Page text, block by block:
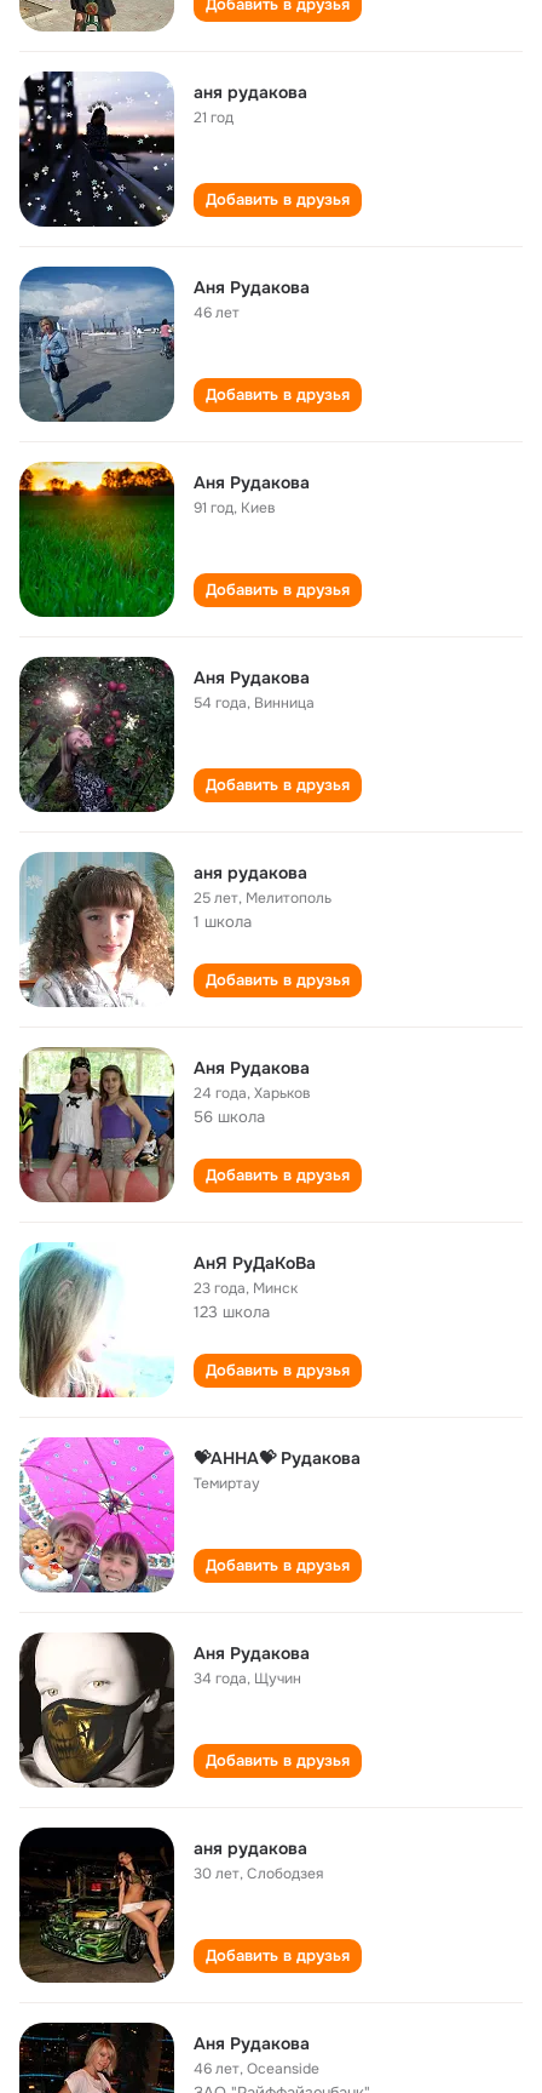
Добавить в друзья
аня рудакова
21 год
Добавить в друзья
Аня Рудакова
46 лет
Добавить в друзья
Аня Рудакова
91 год, Киев
Добавить в друзья
Аня Рудакова
54 года, Винница
Добавить в друзья
аня рудакова
25 лет, Мелитополь
1 школа
Добавить в друзья
Аня Рудакова
24 года,Харьков
56 школа
Добавить в друзья
АнЯ РуДаКоВа
23 года, Минск
123 школа
Добавить в друзья
💝АННА💝 Рудакова
Темиртау
Добавить в друзья
Аня Рудакова
34 года, Щучин
Добавить в друзья
аня рудакова
30 лет,Слободзея
Добавить в друзья
Аня Рудакова
46 лет,Oceanside